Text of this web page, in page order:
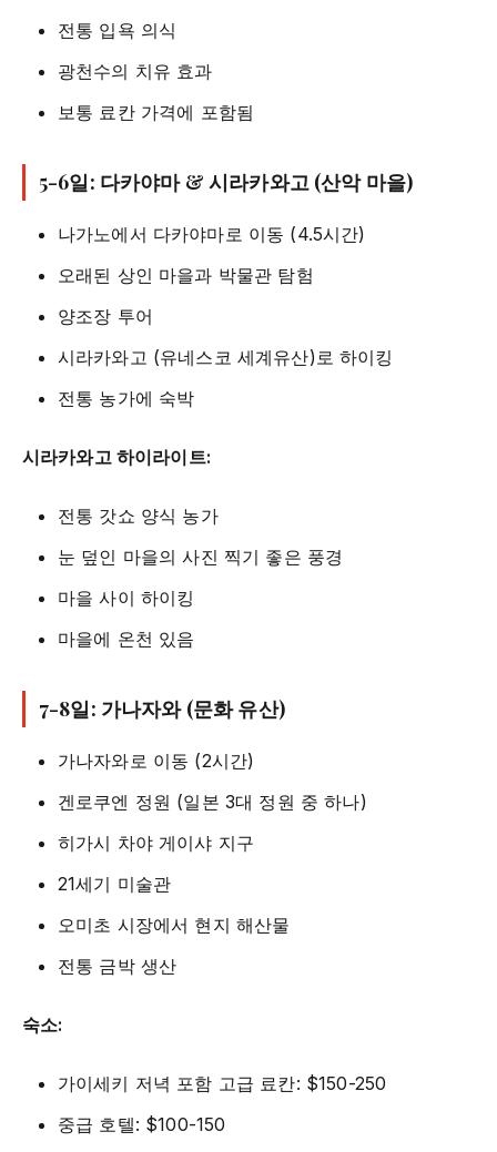
전통 입욕 의식
광천수의 치유 효과
보통 료칸 가격에 포함됨
5-6일: 다카야마 & 시라카와고 (산악 마을)
나가노에서 다카야마로 이동 (4.5시간)
오래된 상인 마을과 박물관 탐험
양조장 투어
시라카와고 (유네스코 세계유산)로 하이킹
전통 농가에 숙박
시라카와고 하이라이트:
전통 갓쇼 양식 농가
눈 덮인 마을의 사진 찍기 좋은 풍경
마을 사이 하이킹
마을에 온천 있음
7-8일: 가나자와 (문화 유산)
가나자와로 이동 (2시간)
겐로쿠엔 정원 (일본 3대 정원 중 하나)
히가시 차야 게이샤 지구
21세기 미술관
오미초 시장에서 현지 해산물
전통 금박 생산
숙소:
가이세키 저녁 포함 고급 료칸: $150-250
중급 호텔: $100-150